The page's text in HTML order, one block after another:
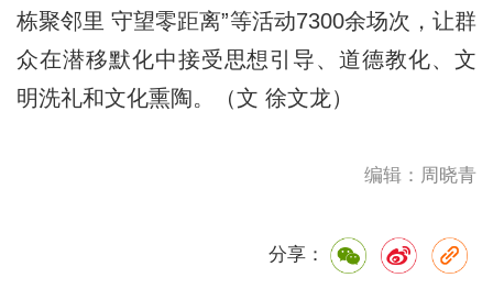
栋聚邻里 守望零距离”等活动7300余场次，让群
众在潜移默化中接受思想引导、道德教化、文
明洗礼和文化熏陶。（文 徐文龙）
编辑：周晓青
分享：